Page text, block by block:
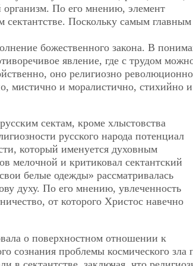
организм. По его мнению, элемент
сектантстве. Поскольку самым
божественного закона. В
явление, где с трудом
оно религиозно
мистично и моралистично, стихийно и
сектам, кроме хлыстовства
русского народа потенциал
который именуется духовным
мелочной и критиковал сектантский
белые одежды» рассматривалась
духу. По его мнению, увлеченность
от которого Христос навечно
о поверхностном отношении к
сознания проблемы космического зла